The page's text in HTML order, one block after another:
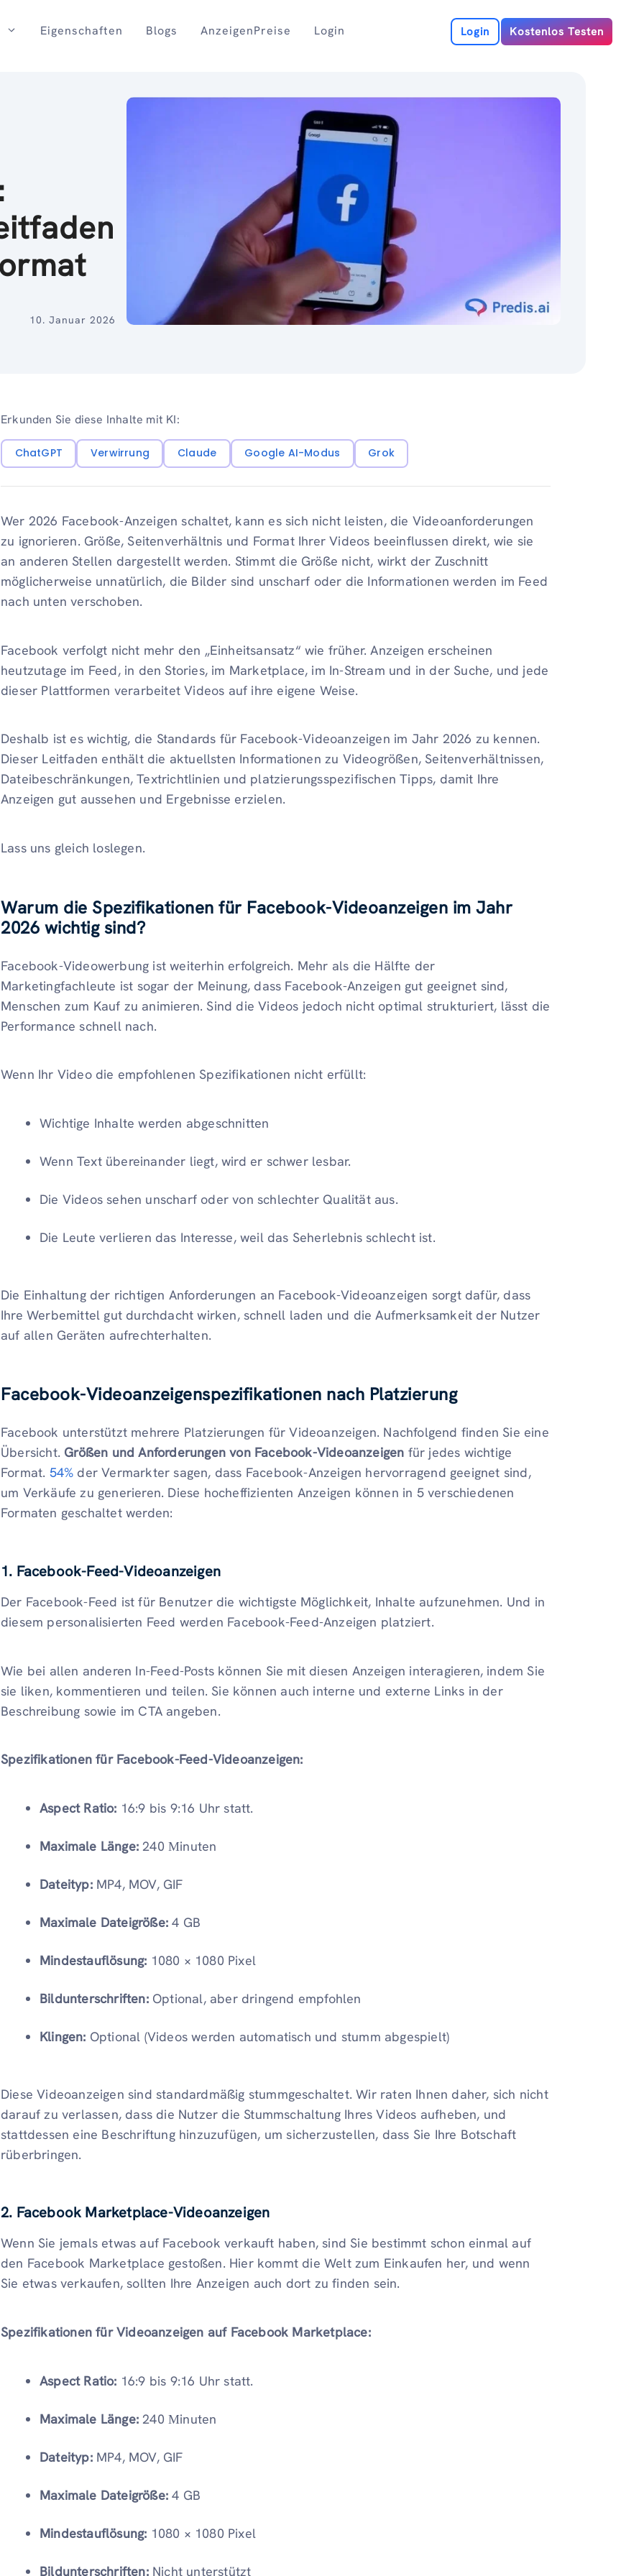
Eigenschaften Blogs AnzeigenPreise Login Login Kostenlos Testen
10. Januar 2026
Erkunden Sie diese Inhalte mit KI:
ChatGPT Verwirrung Claude Google AI-Modus Grok
Wer 2026 Facebook-Anzeigen schaltet, kann es sich nicht leisten, die Videoanforderungen
zu ignorieren. Größe, Seitenverhältnis und Format Ihrer Videos beeinflussen direkt, wie sie
an anderen Stellen dargestellt werden. Stimmt die Größe nicht, wirkt der Zuschnitt
möglicherweise unnatürlich, die Bilder sind unscharf oder die Informationen werden im Feed
nach unten verschoben.
Facebook verfolgt nicht mehr den „Einheitsansatz“ wie früher. Anzeigen erscheinen
heutzutage im Feed, in den Stories, im Marketplace, im In-Stream und in der Suche, und jede
dieser Plattformen verarbeitet Videos auf ihre eigene Weise.
Deshalb ist es wichtig, die Standards für Facebook-Videoanzeigen im Jahr 2026 zu kennen.
Dieser Leitfaden enthält die aktuellsten Informationen zu Videogrößen, Seitenverhältnissen,
Dateibeschränkungen, Textrichtlinien und platzierungsspezifischen Tipps, damit Ihre
Anzeigen gut aussehen und Ergebnisse erzielen.
Lass uns gleich loslegen.
Warum die Spezifikationen für Facebook-Videoanzeigen im Jahr
2026 wichtig sind?
Facebook-Videowerbung ist weiterhin erfolgreich. Mehr als die Hälfte der
Marketingfachleute ist sogar der Meinung, dass Facebook-Anzeigen gut geeignet sind,
Menschen zum Kauf zu animieren. Sind die Videos jedoch nicht optimal strukturiert, lässt die
Performance schnell nach.
Wenn Ihr Video die empfohlenen Spezifikationen nicht erfüllt:
Wichtige Inhalte werden abgeschnitten
Wenn Text übereinander liegt, wird er schwer lesbar.
Die Videos sehen unscharf oder von schlechter Qualität aus.
Die Leute verlieren das Interesse, weil das Seherlebnis schlecht ist.
Die Einhaltung der richtigen Anforderungen an Facebook-Videoanzeigen sorgt dafür, dass
Ihre Werbemittel gut durchdacht wirken, schnell laden und die Aufmerksamkeit der Nutzer
auf allen Geräten aufrechterhalten.
Facebook-Videoanzeigenspezifikationen nach Platzierung
Facebook unterstützt mehrere Platzierungen für Videoanzeigen. Nachfolgend finden Sie eine
Übersicht. Größen und Anforderungen von Facebook-Videoanzeigen für jedes wichtige
Format. 54% der Vermarkter sagen, dass Facebook-Anzeigen hervorragend geeignet sind,
um Verkäufe zu generieren. Diese hocheffizienten Anzeigen können in 5 verschiedenen
Formaten geschaltet werden:
1. Facebook-Feed-Videoanzeigen
Der Facebook-Feed ist für Benutzer die wichtigste Möglichkeit, Inhalte aufzunehmen. Und in
diesem personalisierten Feed werden Facebook-Feed-Anzeigen platziert.
Wie bei allen anderen In-Feed-Posts können Sie mit diesen Anzeigen interagieren, indem Sie
sie liken, kommentieren und teilen. Sie können auch interne und externe Links in der
Beschreibung sowie im CTA angeben.
Spezifikationen für Facebook-Feed-Videoanzeigen:
Aspect Ratio: 16:9 bis 9:16 Uhr statt.
Maximale Länge: 240 Мinuten
Dateityp:MP4, MOV, GIF
Maximale Dateigröße: 4 GB
Mindestauflösung: 1080 × 1080 Pixel
Bildunterschriften:Optional, aber dringend empfohlen
Klingen: Optional (Videos werden automatisch und stumm abgespielt)
Diese Videoanzeigen sind standardmäßig stummgeschaltet. Wir raten Ihnen daher, sich nicht
darauf zu verlassen, dass die Nutzer die Stummschaltung Ihres Videos aufheben, und
stattdessen eine Beschriftung hinzuzufügen, um sicherzustellen, dass Sie Ihre Botschaft
rüberbringen.
2. Facebook Marketplace-Videoanzeigen
Wenn Sie jemals etwas auf Facebook verkauft haben, sind Sie bestimmt schon einmal auf
den Facebook Marketplace gestoßen. Hier kommt die Welt zum Einkaufen her, und wenn
Sie etwas verkaufen, sollten Ihre Anzeigen auch dort zu finden sein.
Spezifikationen für Videoanzeigen auf Facebook Marketplace:
Aspect Ratio: 16:9 bis 9:16 Uhr statt.
Maximale Länge: 240 Мinuten
Dateityp:MP4, MOV, GIF
Maximale Dateigröße: 4 GB
Mindestauflösung: 1080 × 1080 Pixel
Bildunterschriften:Nicht unterstützt